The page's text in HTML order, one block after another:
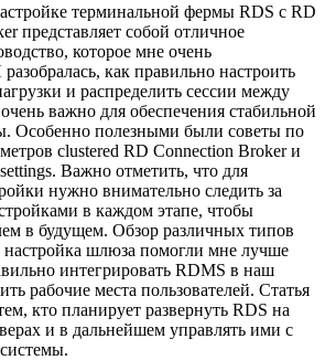
терминальной фермы RDS с RD
представляет собой отличное
которое мне очень
как правильно настроить
и распределить сессии между
важно для обеспечения стабильной
Особенно полезными были советы по
clustered RD Connection Broker и
Важно отметить, что для
нужно внимательно следить за
в каждом этапе, чтобы
в будущем. Обзор различных типов
шлюза помогли мне лучше
интегрировать RDMS в наш
рабочие места пользователей. Статья
кто планирует развернуть RDS на
и в дальнейшем управлять ими с